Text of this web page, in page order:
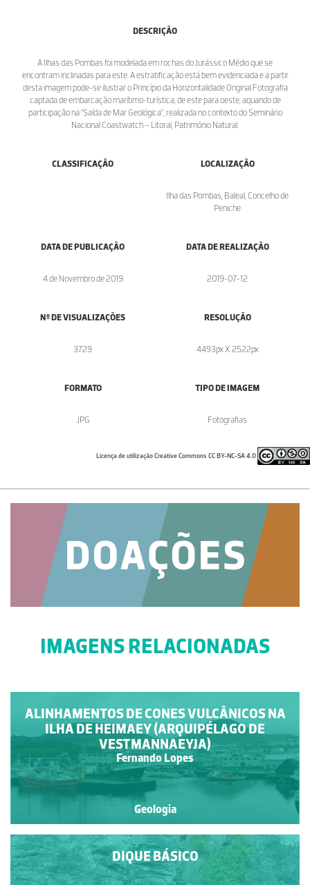
DESCRIÇÃO
A Ilhas das Pombas foi modelada em rochas do Jurássico Médio que se
encontram inclinadas para este. A estratificação está bem evidenciada e a partir
desta imagem pode-se ilustrar o Princípio da Horizontalidade Original.Fotografia
captada de embarcação marítimo-turística, de este para oeste, aquando de
participação na “Saída de Mar Geológica”, realizada no contexto do Seminário
Nacional Coastwatch – Litoral, Património Natural.
CLASSIFICAÇÃO LOCALIZAÇÃO
Ilha das Pombas, Baleal, Concelho de
Peniche
DATA DE PUBLICAÇÃO
4 de Novembro de 2019
DATA DE REALIZAÇÃO
2019-07-12
Nº DE VISUALIZAÇÕES
3729
RESOLUÇÃO
4493px X 2522px
FORMATO
.JPG
TIPO DE IMAGEM
Fotografias
Licença de utilização Creative Commons CC BY-NC-SA 4.0
IMAGENS RELACIONADAS
ALINHAMENTOS DE CONES VULCÂNICOS NA
ILHA DE HEIMAEY (ARQUIPÉLAGO DE
VESTMANNAEYJA)
Fernando Lopes
Geologia
DIQUE BÁSICO